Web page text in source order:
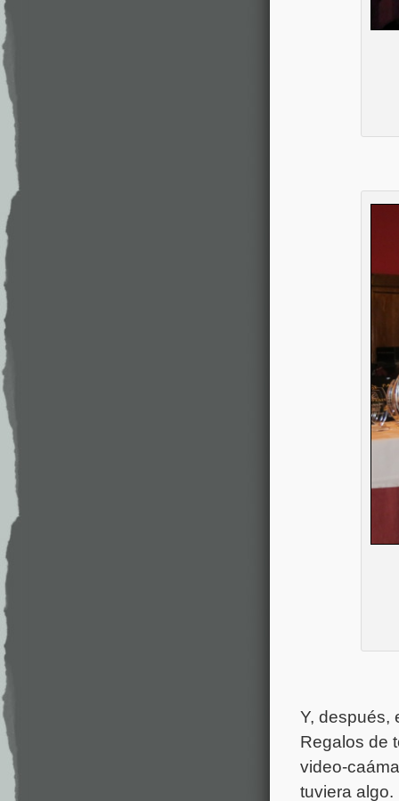
Y, después,
Regalos de
video-
tuviera algo.